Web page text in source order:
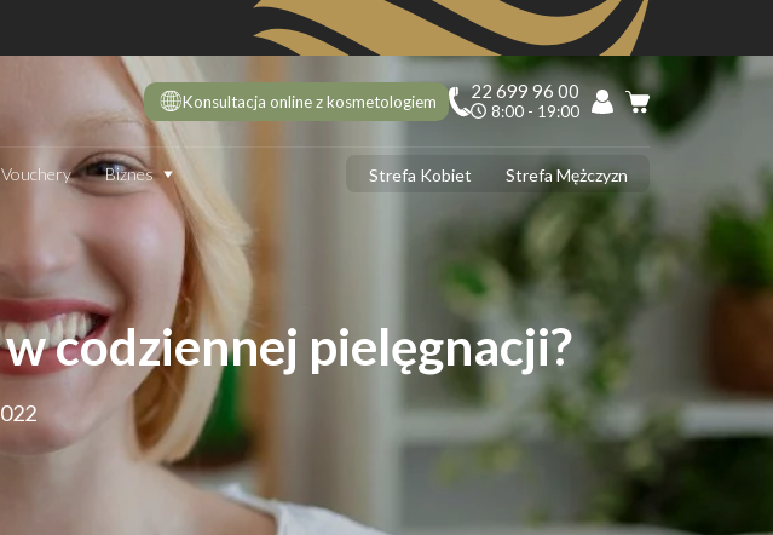
Konsultacja online z kosmetologiem 22 699 96 00
8:00 - 19:00
GO STOSOWAĆ
DEPILACJA
10 ciekawostek na 10 urodziny Depilacja.pl, o których mogłaś nie
wiedzieć!
Depilacja laserowa latem – tak czy nie?
Jak usunąć włoski z twarzy? 5 najlepszych sposobów
Depilacja laserowa jąder i penisa – zabieg krok po kroku
Depilacja laserowa a opalenizna
ENDERMOLOGIA
Jak ujędrnić skórę na brzuchu? Sprawdzone sposoby
Vouchery Biznes Strefa Kobiet Strefa Mężczyzn
codziennej pielęgnacji?